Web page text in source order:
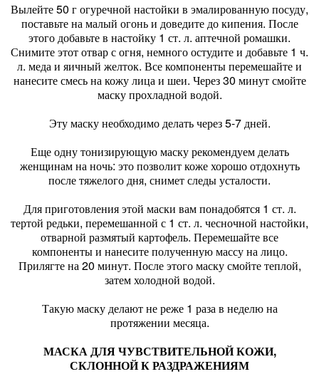
Вылейте 50 г огуречной настойки в эмалированную посуду,
поставьте на малый огонь и доведите до кипения. После
этого добавьте в настойку 1 ст. л. аптечной ромашки.
Снимите этот отвар с огня, немного остудите и добавьте 1 ч.
л. меда и яичный желток. Все компоненты перемешайте и
нанесите смесь на кожу лица и шеи. Через 30 минут смойте
маску прохладной водой.
Эту маску необходимо делать через 5-7 дней.
Еще одну тонизирующую маску рекомендуем делать
женщинам на ночь: это позволит коже хорошо отдохнуть
после тяжелого дня, снимет следы усталости.
Для приготовления этой маски вам понадобятся 1 ст. л.
тертой редьки, перемешанной с 1 ст. л. чесночной настойки,
отварной размятый картофель. Перемешайте все
компоненты и нанесите полученную массу на лицо.
Прилягте на 20 минут. После этого маску смойте теплой,
затем холодной водой.
Такую маску делают не реже 1 раза в неделю на
протяжении месяца.
МАСКА ДЛЯ ЧУВСТВИТЕЛЬНОЙ КОЖИ,
СКЛОННОЙ К РАЗДРАЖЕНИЯМ